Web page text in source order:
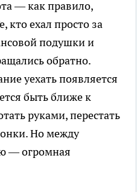
— как правило,
кто ехал просто за
подушки и
обратно.
уехать появляется
быть ближе к
руками, перестать
Но между
— огромная